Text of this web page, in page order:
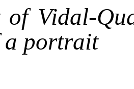
of Vidal-
a portrait